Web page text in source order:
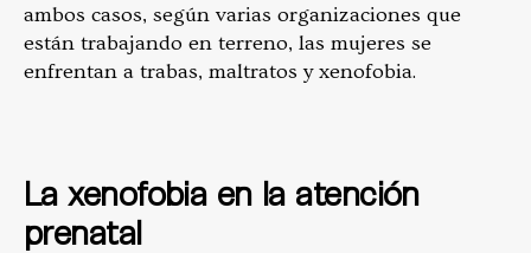
ambos casos, según varias organizaciones que
están trabajando en terreno, las mujeres se
enfrentan a trabas, maltratos y xenofobia.
La xenofobia en la atención
prenatal